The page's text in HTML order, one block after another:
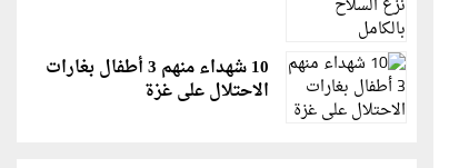
10 شهداء منهم 3 أطفال بغارات
الاحتلال على غزة